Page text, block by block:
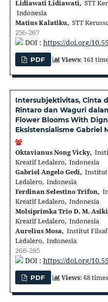
Lidiawati Lidiawati, STT
Indonesia
Matius Kalatiku, STT
256-267
DOI : https://doi.org/
PDF Views: 161
Intersubjektivitas, Cinta
Rintaro dan Waguri
Flower Blooms With
Eksistensialisme Gabriel
Oktavianus Nong Vicky,
Kreatif Ledalero, Indonesia
Gabriel Angelo Gedi, Institut
Ledalero, Indonesia
Ferdinan Selestino Trifon,
Kreatif Ledalero, Indonesia
Molsiprimka Trio D. M.
Kreatif Ledalero, Indonesia
Aurelius Mosa, Institut
Ledalero, Indonesia
268-285
DOI : https://doi.org/
PDF Views: 68